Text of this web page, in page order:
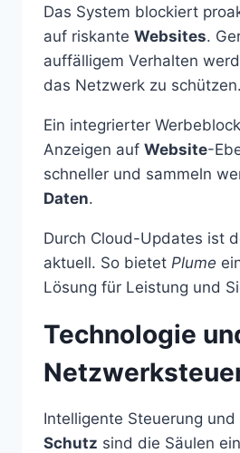
Das System blockiert
auf riskante Websites.
auffälligem Verhalten
das Netzwerk zu schützen.
Ein integrierter
Anzeigen auf Website-
schneller und sammeln
Daten.
Durch Cloud-Updates ist
aktuell. So bietet Plume
Lösung für Leistung und
Technologie
Intelligente Steuerung
Schutz sind die Säulen